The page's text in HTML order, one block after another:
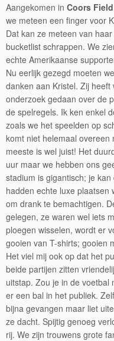
Aangekomen in Coors Field
we meteen een finger voor
Dat kan ze meteen van haar
bucketlist schrappen. We
echte Amerikaanse
Nu eerlijk gezegd moeten
danken aan Kristel. Zij heeft
onderzoek gedaan over de
de spelregels. Ik ken enkel
zoals we het speelden op
komt niet helemaal overeen
meeste is wel juist! Het
uur maar we hebben ons
stadium is gigantisch; je
hadden echte luxe plaatsen
om drank te bemachtigen.
gelegen, ze waren wel iets
ploegen wisselen, wordt er
gooien van T-shirts; gooien
Het viel mij ook op dat het
beide partijen zitten
uitstap. Zou je in de voetbal
er een bal in het publiek.
bijna gevangen maar liet
ze dacht. Spijtig genoeg
rij. We zijn trouwens grote